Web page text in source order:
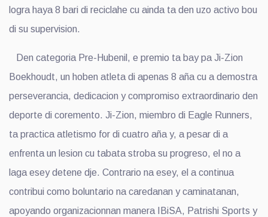
logra haya 8 bari di reciclahe cu ainda ta den uzo activo bou
di su supervision.
Den categoria Pre-Hubenil, e premio ta bay pa Ji-Zion
Boekhoudt, un hoben atleta di apenas 8 aña cu a demostra
perseverancia, dedicacion y compromiso extraordinario den
deporte di coremento. Ji-Zion, miembro di Eagle Runners,
ta practica atletismo for di cuatro aña y, a pesar di a
enfrenta un lesion cu tabata stroba su progreso, el no a
laga esey detene dje. Contrario na esey, el a continua
contribui como boluntario na caredanan y caminatanan,
apoyando organizacionnan manera IBiSA, Patrishi Sports y